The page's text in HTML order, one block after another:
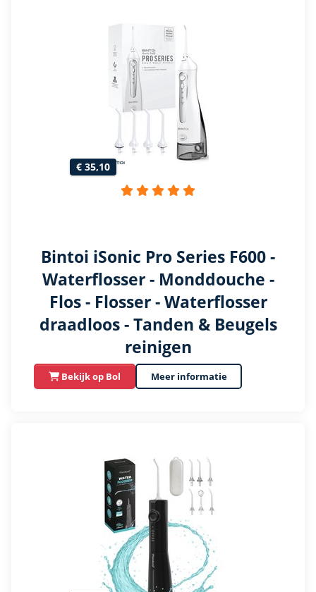
€ 35,10
Bintoi iSonic Pro Series F600 -
Waterflosser - Monddouche -
Flos - Flosser - Waterflosser
draadloos - Tanden & Beugels
reinigen
Bekijk op Bol Meer informatie